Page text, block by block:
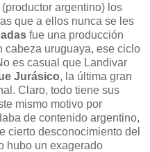
argentino) los
que a ellos nunca se les
fue una producción
cabeza uruguaya, ese ciclo
es casual que Landivar
Jurásico, la última gran
Claro, todo tiene sus
mismo motivo por
de contenido argentino,
cierto desconocimiento del
hubo un exagerado